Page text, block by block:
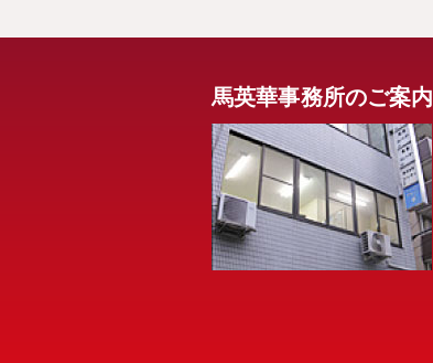
馬英華事務所のご案内